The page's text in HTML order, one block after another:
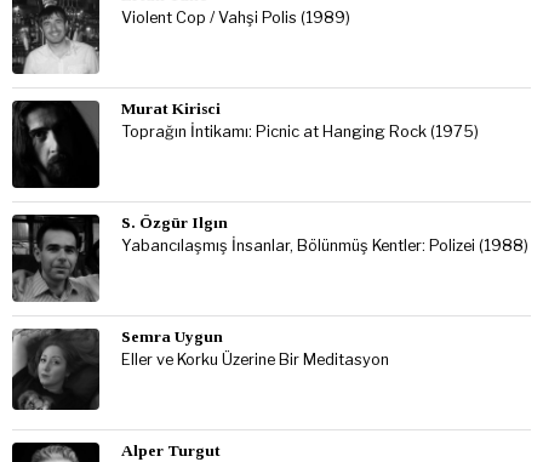
Violent Cop / Vahşi Polis (1989)
Murat Kirisci
Toprağın İntikamı: Picnic at Hanging Rock (1975)
S. Özgür Ilgın
Yabancılaşmış İnsanlar, Bölünmüş Kentler: Polizei (1988)
Semra Uygun
Eller ve Korku Üzerine Bir Meditasyon
Alper Turgut